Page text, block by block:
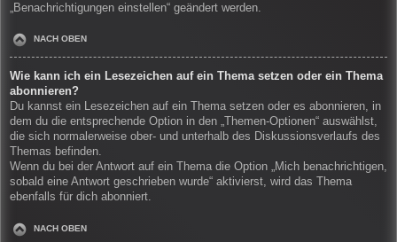
„Benachrichtigungen einstellen“ geändert werden.
NACH OBEN
Wie kann ich ein Lesezeichen auf ein Thema setzen oder ein Thema
abonnieren?
Du kannst ein Lesezeichen auf ein Thema setzen oder es abonnieren, in
dem du die entsprechende Option in den „Themen-Optionen“ auswählst,
die sich normalerweise ober- und unterhalb des Diskussionsverlaufs des
Themas befinden.
Wenn du bei der Antwort auf ein Thema die Option „Mich benachrichtigen,
sobald eine Antwort geschrieben wurde“ aktivierst, wird das Thema
ebenfalls für dich abonniert.
NACH OBEN